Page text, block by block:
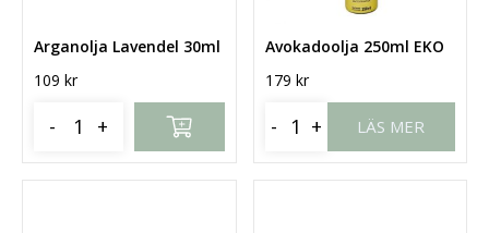
Arganolja Lavendel 30ml
109 kr
- +
Avokadoolja 250ml EKO
179 kr
- + LÄS MER